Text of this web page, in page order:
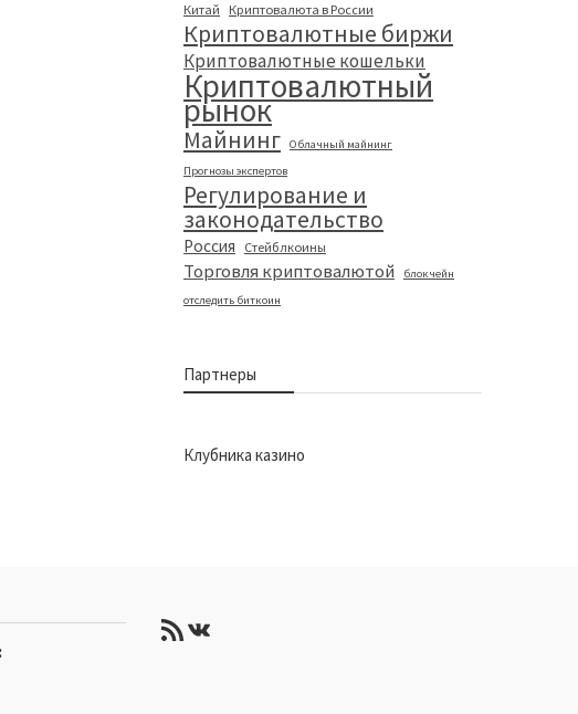
Китай Криптовалюта в России
Криптовалютные биржи
Криптовалютные кошельки
Криптовалютный
рынок
Майнинг
Облачный майнинг
Прогнозы экспертов
Регулирование и
законодательство
Россия Стейблкоины
Торговля криптовалютой
блокчейн
отследить биткоин
Партнеры
Клубника казино
RSS-лентаВКонтакте